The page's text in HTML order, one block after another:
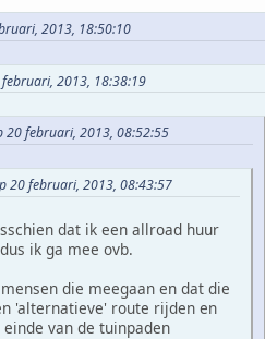
2013, 18:50:10
2013, 18:38:19
20 februari, 2013, 08:52:55
20 februari, 2013, 08:43:57
dat ik een allroad huur
ik ga mee ovb.
die meegaan en dat die
'alternatieve' route rijden en
van de tuinpaden